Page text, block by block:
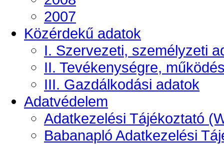
2007
Közérdekű adatok
I. Szervezeti, személyzeti
II. Tevékenységre,
III. Gazdálkodási adatok
Adatvédelem
Adatkezelési Tájékoztató
Babanapló Adatkezelési